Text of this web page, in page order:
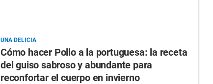
UNA DELICIA
Cómo hacer Pollo a la portuguesa: la receta
del guiso sabroso y abundante para
reconfortar el cuerpo en invierno